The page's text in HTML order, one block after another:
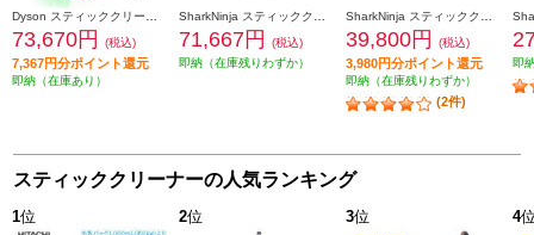
73,670円 (税込)
7,367円分ポイント還元
即納（在庫あり）
71,667円
(税込)
即納（在庫残りわずか）
39,800円 (税込)
3,980円分ポイント還元
即納（在庫残りわずか）
(2件)
即
スティッククリーナーの人気ランキング
1位 2位 3位 4